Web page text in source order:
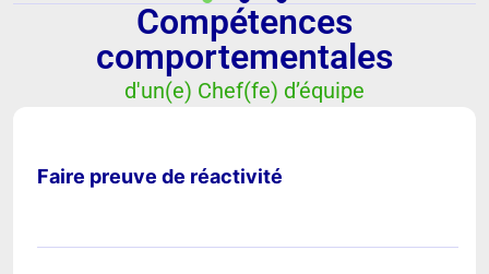
Compétences
comportementales
d'un(e) Chef(fe) d’équipe
Faire preuve de réactivité